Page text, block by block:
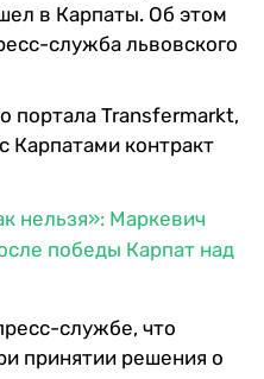
в Карпаты. Об этом
служба львовского
портала Transfermarkt,
Карпатами контракт
нельзя»: Маркевич
победы Карпат над
службе, что
принятии решения о